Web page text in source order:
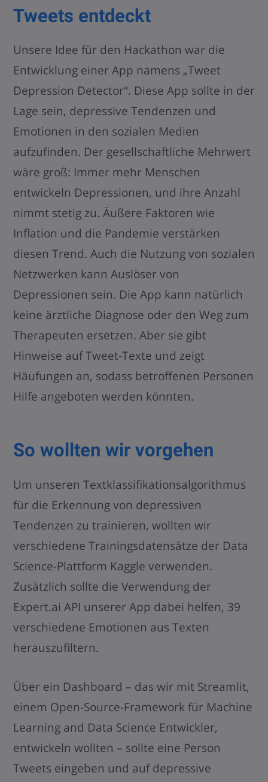
Tweets entdeckt
Unsere Idee für den Hackathon war die
Entwicklung einer App namens „Tweet
Depression Detector“. Diese App sollte in der
Lage sein, depressive Tendenzen und
Emotionen in den sozialen Medien
aufzufinden. Der gesellschaftliche Mehrwert
wäre groß: Immer mehr Menschen
entwickeln Depressionen, und ihre Anzahl
nimmt stetig zu. Äußere Faktoren wie
Inflation und die Pandemie verstärken
diesen Trend. Auch die Nutzung von sozialen
Netzwerken kann Auslöser von
Depressionen sein. Die App kann natürlich
keine ärztliche Diagnose oder den Weg zum
Therapeuten ersetzen. Aber sie gibt
Hinweise auf Tweet-Texte und zeigt
Häufungen an, sodass betroffenen Personen
Hilfe angeboten werden könnten.
So wollten wir vorgehen
Um unseren Textklassifikationsalgorithmus
für die Erkennung von depressiven
Tendenzen zu trainieren, wollten wir
verschiedene Trainingsdatensätze der Data
Science-Plattform Kaggle verwenden.
Zusätzlich sollte die Verwendung der
Expert.ai API unserer App dabei helfen, 39
verschiedene Emotionen aus Texten
herauszufiltern.
Über ein Dashboard – das wir mit Streamlit,
einem Open-Source-Framework für Machine
Learning and Data Science Entwickler,
entwickeln wollten – sollte eine Person
Tweets eingeben und auf depressive